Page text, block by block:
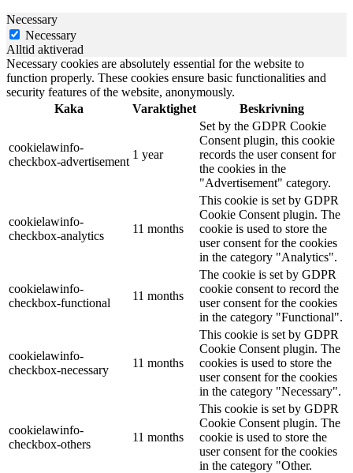
Necessary
Necessary
Alltid aktiverad
Necessary cookies are absolutely essential for the website to
function properly. These cookies ensure basic functionalities and
security features of the website, anonymously.
Kaka
Varaktighet Beskrivning
cookielawinfo-
checkbox-advertisement
1 year
Set by the GDPR Cookie
Consent plugin, this cookie
records the user consent for
the cookies in the
"Advertisement" category.
cookielawinfo-
checkbox-analytics
11 months
This cookie is set by GDPR
Cookie Consent plugin. The
cookie is used to store the
user consent for the cookies
in the category "Analytics".
cookielawinfo-
checkbox-functional
11 months
The cookie is set by GDPR
cookie consent to record the
user consent for the cookies
in the category "Functional".
cookielawinfo-
checkbox-necessary
11 months
This cookie is set by GDPR
Cookie Consent plugin. The
cookies is used to store the
user consent for the cookies
in the category "Necessary".
cookielawinfo-
checkbox-others
11 months
This cookie is set by GDPR
Cookie Consent plugin. The
cookie is used to store the
user consent for the cookies
in the category "Other.